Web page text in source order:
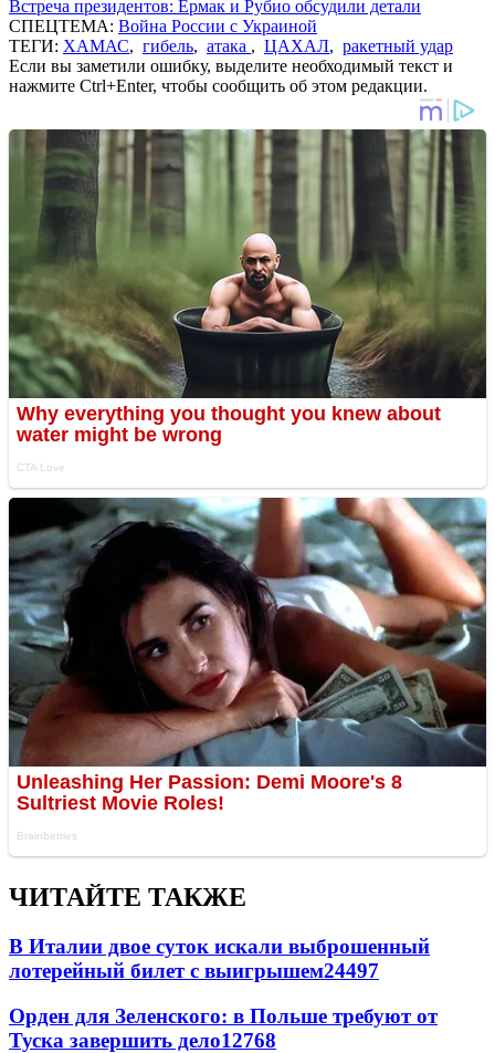
Встреча президентов: Ермак и Рубио обсудили детали
СПЕЦТЕМА: Война России с Украиной
ТЕГИ: ХАМАС, гибель, атака , ЦАХАЛ, ракетный удар
Если вы заметили ошибку, выделите необходимый текст и
нажмите Ctrl+Enter, чтобы сообщить об этом редакции.
ЧИТАЙТЕ ТАКЖЕ
В Италии двое суток искали выброшенный
лотерейный билет с выигрышем24497
Орден для Зеленского: в Польше требуют от
Туска завершить дело12768